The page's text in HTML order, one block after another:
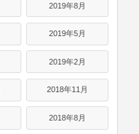
2019年8月
2019年5月
2019年2月
2018年11月
2018年8月